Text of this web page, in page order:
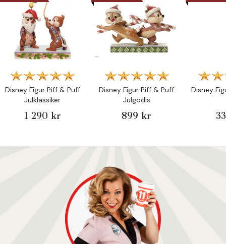
Disney Figur Piff & Puff
Julklassiker
1 290 kr
Disney Figur Piff & Puff
Julgodis
899 kr
Disney